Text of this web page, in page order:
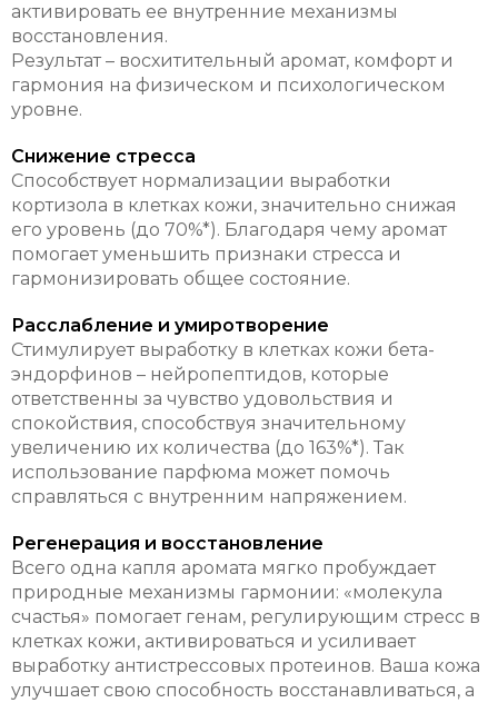
активировать ее внутренние механизмы
восстановления.
Результат – восхитительный аромат, комфорт и
гармония на физическом и психологическом
уровне.
Снижение стресса
Способствует нормализации выработки
кортизола в клетках кожи, значительно снижая
его уровень (до 70%*). Благодаря чему аромат
помогает уменьшить признаки стресса и
гармонизировать общее состояние.
Расслабление и умиротворение
Стимулирует выработку в клетках кожи бета-
эндорфинов – нейропептидов, которые
ответственны за чувство удовольствия и
спокойствия, способствуя значительному
увеличению их количества (до 163%*). Так
использование парфюма может помочь
справляться с внутренним напряжением.
Регенерация и восстановление
Всего одна капля аромата мягко пробуждает
природные механизмы гармонии: «молекула
счастья» помогает генам, регулирующим стресс в
клетках кожи, активироваться и усиливает
выработку антистрессовых протеинов. Ваша кожа
улучшает свою способность восстанавливаться, а